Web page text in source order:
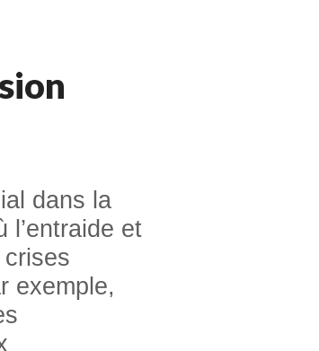
dans la
l’entraide et
exemple,